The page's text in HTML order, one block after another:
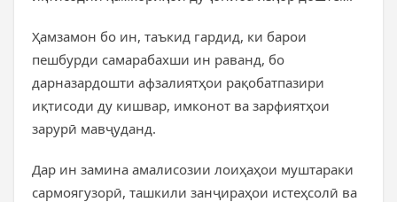
Ҳамзамон бо ин, таъкид гардид, ки барои
пешбурди самарабахши ин раванд, бо
дарназардошти афзалиятҳои рақобатпазири
иқтисоди ду кишвар, имконот ва зарфиятҳои
зарурӣ мавҷуданд.
Дар ин замина амалисозии лоиҳаҳои муштараки
сармоягузорӣ, ташкили занҷираҳои истеҳсолӣ ва